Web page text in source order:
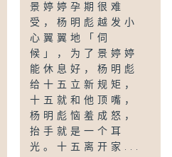
景婷婷孕期很难
受，杨明彪越发小
心翼翼地「伺
候」，为了景婷婷
能休息好，杨明彪
给十五立新规矩，
十五就和他顶嘴，
杨明彪恼羞成怒，
抬手就是一个耳
光。十五离开家...